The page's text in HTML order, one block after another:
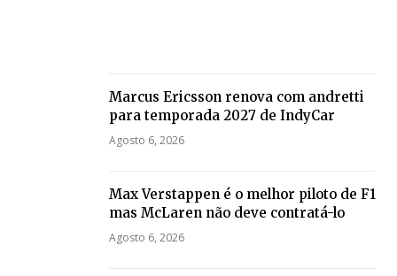
Marcus Ericsson renova com andretti
para temporada 2027 de IndyCar
Agosto 6, 2026
Max Verstappen é o melhor piloto de F1
mas McLaren não deve contratá-lo
Agosto 6, 2026